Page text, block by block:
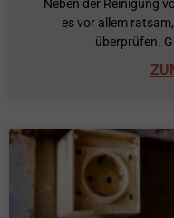
Neben der Reinigung
es vor allem
überprüfen.